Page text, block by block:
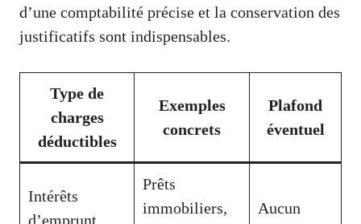
d’une comptabilité précise et la conservation des
justificatifs sont indispensables.
Type de
charges
déductibles
Exemples
concrets
Plafond
éventuel
Intérêts
d’emprunt
Prêts
immobiliers,
Aucun